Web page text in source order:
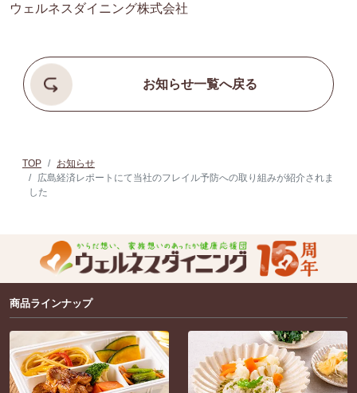
ウェルネスダイニング株式会社
お知らせ一覧へ戻る
TOP
お知らせ
広島経済レポートにて当社のフレイル予防への取り組みが紹介されま
した
商品ラインナップ